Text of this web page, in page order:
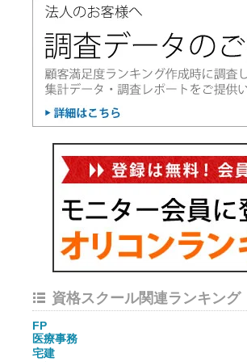
資格スクール関連ランキング
FP
医療事務
宅建